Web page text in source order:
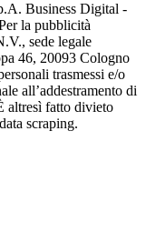
Business Digital -
la pubblicità
sede legale
46, 20093 Cologno
trasmessi e/o
all’addestramento di
altresì fatto divieto
scraping.